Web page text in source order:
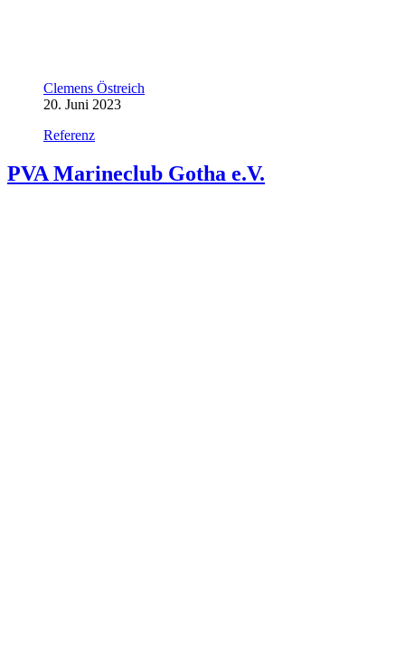
Clemens Östreich
20. Juni 2023
Referenz
PVA Marineclub Gotha e.V.